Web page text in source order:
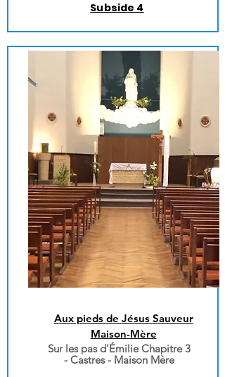
Subside 4
Aux pieds de Jésus Sauveur
Maison-Mère
Sur les pas d'Émilie Chapitre 3
- Castres - Maison Mère